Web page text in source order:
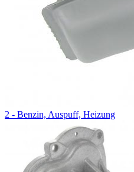
2 - Benzin, Auspuff, Heizung